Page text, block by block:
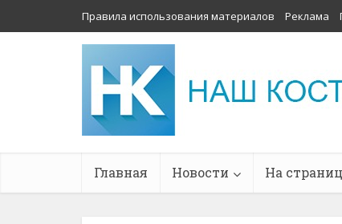
Правила использования материалов Реклама
Главная Новости На